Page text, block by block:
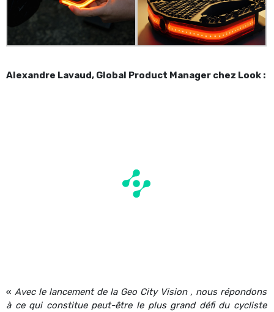
Alexandre Lavaud, Global Product Manager chez Look :
« Avec le lancement de la Geo City Vision , nous répondons
à ce qui constitue peut-être le plus grand défi du cycliste